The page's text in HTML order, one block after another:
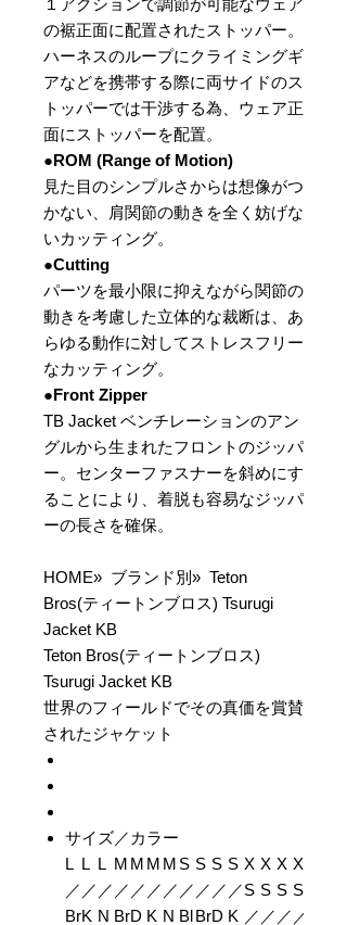
１アクションで調節が可能なウェア
の裾正面に配置されたストッパー。
ハーネスのループにクライミングギ
アなどを携帯する際に両サイドのス
トッパーでは干渉する為、ウェア正
面にストッパーを配置。
●ROM (Range of Motion)
見た目のシンプルさからは想像がつ
かない、肩関節の動きを全く妨げな
いカッティング。
●Cutting
パーツを最小限に抑えながら関節の
動きを考慮した立体的な裁断は、あ
らゆる動作に対してストレスフリー
なカッティング。
●Front Zipper
TB Jacket ベンチレーションのアン
グルから生まれたフロントのジッパ
ー。センターファスナーを斜めにす
ることにより、着脱も容易なジッパ
ーの長さを確保。
HOME» ブランド別» Teton
Bros(ティートンブロス) Tsurugi
Jacket KB
Teton Bros(ティートンブロス)
Tsurugi Jacket KB
世界のフィールドでその真価を賞賛
されたジャケット
サイズ／カラー
L
／
Br
L
／
K
L
／
N
M
／
Br
M
／
D
M
／
K
M
／
N
S
／
Bl
S
／
Br
S
／
D
S
／
K
X
S
／
X
S
／
X
S
／
X
S
／